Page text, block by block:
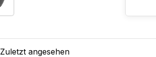
Zuletzt angesehen